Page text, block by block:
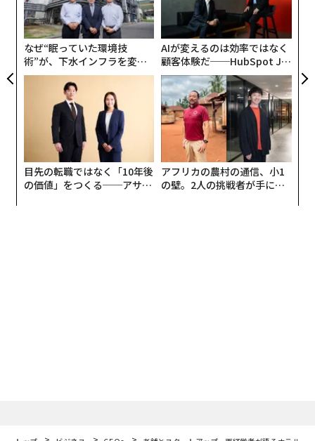
なぜ“眠っていた環境技
術”が、下水インフラを変え
たのか──産総研×月島JFE
アクアソリューションの10年
AIが変えるのは効率ではなく
顧客体験だ──HubSpot Ja
panが語る「Grow Better」
な組織のつくり方
目先の転職ではなく「10年後
の価値」をつくる──アサイ
アフリカの農村の通信、小1
の壁。2人の挑戦者が手にし